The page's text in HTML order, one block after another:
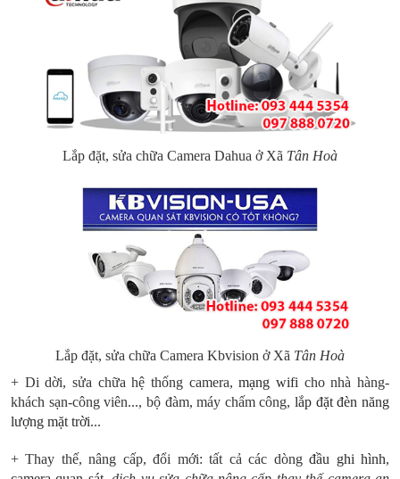
Lắp đặt, sửa chữa Camera Dahua ở Xã Tân Hoà
Lắp đặt, sửa chữa Camera Kbvision ở Xã Tân Hoà
+ Di dời, sửa chữa hệ thống camera,mạng wifi cho nhà hàng-
khách sạn-công viên..., bộ đàm, máy chấm công,lắp đặt đèn năng
lượng mặt trời...
+ Thay thế, nâng cấp, đổi mới: tất cả các dòngđầu ghi hình,